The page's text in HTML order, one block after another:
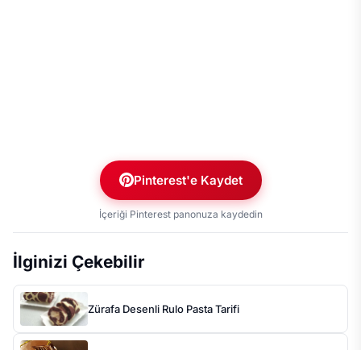
Pinterest'e Kaydet
İçeriği Pinterest panonuza kaydedin
İlginizi Çekebilir
Zürafa Desenli Rulo Pasta Tarifi